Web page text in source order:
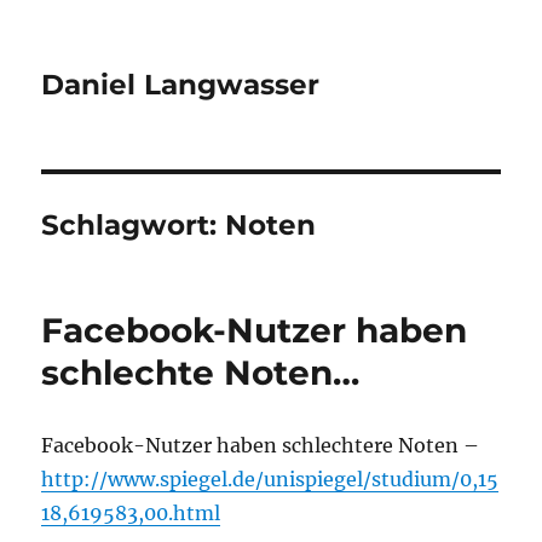
Daniel Langwasser
Schlagwort: Noten
Facebook-Nutzer haben
schlechte Noten…
Facebook-Nutzer haben schlechtere Noten –
http://www.spiegel.de/unispiegel/studium/0,15
18,619583,00.html